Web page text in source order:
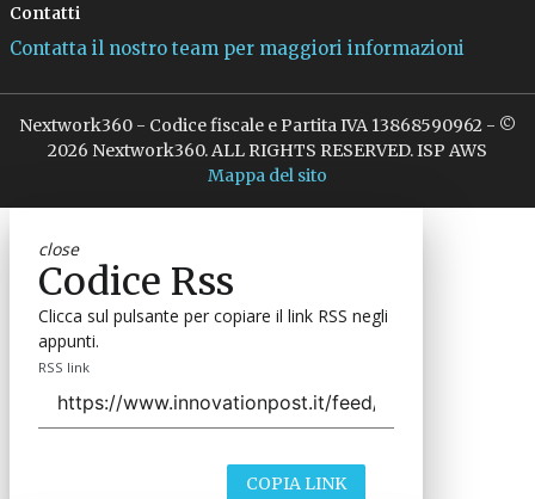
Contatti
Contatta il nostro team per maggiori informazioni
Nextwork360 - Codice fiscale e Partita IVA 13868590962 - ©
2026 Nextwork360. ALL RIGHTS RESERVED. ISP AWS
Mappa del sito
close
Codice Rss
Clicca sul pulsante per copiare il link RSS negli
appunti.
RSS link
COPIA LINK